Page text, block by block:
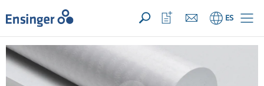
SU CONSULTA ({{productCount}} Products)ABRIR
Inicio ES
Abrir
lista
de
favoritos